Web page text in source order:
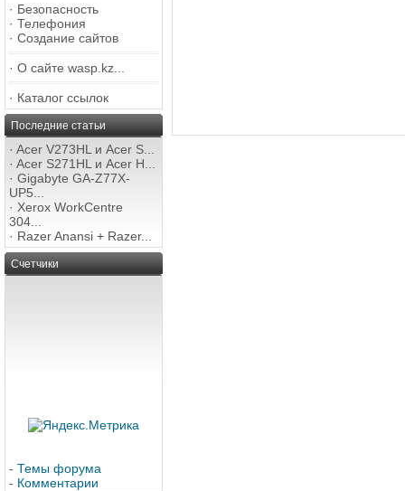
· Безопасность
· Телефония
· Создание сайтов
· О сайте wasp.kz...
· Каталог ссылок
Последние статьи
· Acer V273HL и Acer S...
· Acer S271HL и Acer H...
· Gigabyte GA-Z77X-
UP5...
· Xerox WorkCentre
304...
· Razer Anansi + Razer...
Счетчики
- Темы форума
- Комментарии